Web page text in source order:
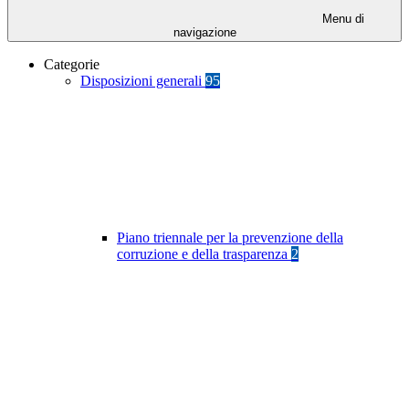
Menu di
navigazione
Categorie
Disposizioni generali 95
Piano triennale per la prevenzione della
corruzione e della trasparenza 2